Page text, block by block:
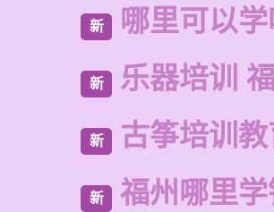
新 哪里可以
新 乐器培训
新 古筝培训
新 福州哪里